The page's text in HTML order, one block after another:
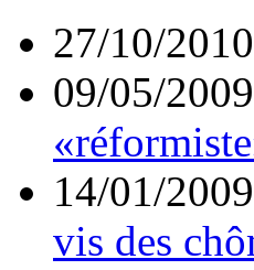
27/10/
09/05/
14/01/
vis des